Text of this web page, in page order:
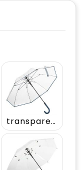
transparent-navy